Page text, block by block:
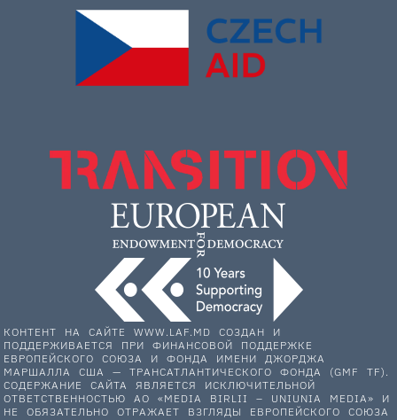
КОНТЕНТ НА САЙТЕ WWW.LAF.MD СОЗДАН И
ПОДДЕРЖИВАЕТСЯ ПРИ ФИНАНСОВОЙ ПОДДЕРЖКЕ
ЕВРОПЕЙСКОГО СОЮЗА И ФОНДА ИМЕНИ ДЖОРДЖА
МАРШАЛЛА США — ТРАНСАТЛАНТИЧЕСКОГО ФОНДА (GMF TF).
СОДЕРЖАНИЕ САЙТА ЯВЛЯЕТСЯ ИСКЛЮЧИТЕЛЬНОЙ
ОТВЕТСТВЕННОСТЬЮ АО «MEDIA BIRLII – UNIUNIA MEDIA» И
НЕ ОБЯЗАТЕЛЬНО ОТРАЖАЕТ ВЗГЛЯДЫ ЕВРОПЕЙСКОГО СОЮЗА